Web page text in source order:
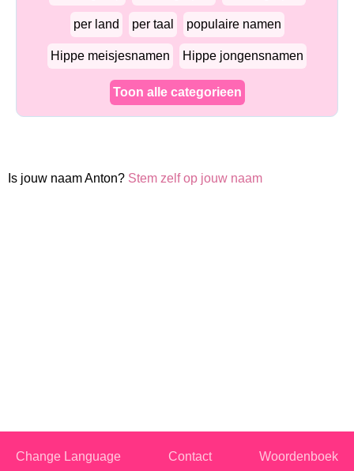
per land per taal populaire namen
Hippe meisjesnamen Hippe jongensnamen
Toon alle categorieen
Is jouw naam Anton? Stem zelf op jouw naam
Change Language Contact Woordenboek